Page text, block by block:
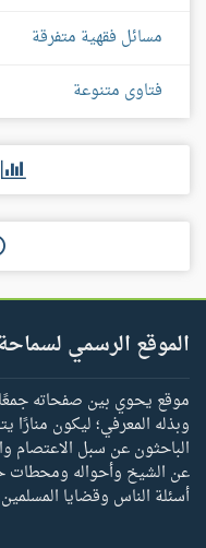
مسائل فقهية متفرقة
فتاوى متنوعة
الموقع الرسمي
موقع يحوي بين صفحاته جمعًا
وبذله المعرفي؛ ليكون منارًا
الباحثون عن سبل الاعتصام
عن الشيخ وأحواله ومحطات
أسئلة الناس وقضايا